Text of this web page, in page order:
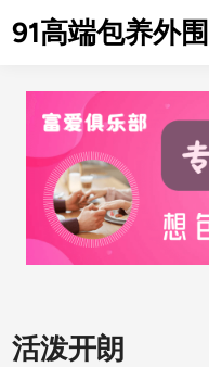
to91高端包养外围
活泼开朗